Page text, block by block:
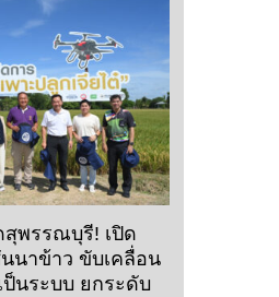
สุพรรณบุรี! เปิด
นาข้าว ขับเคลื่อน
ป็นระบบ ยกระดับ